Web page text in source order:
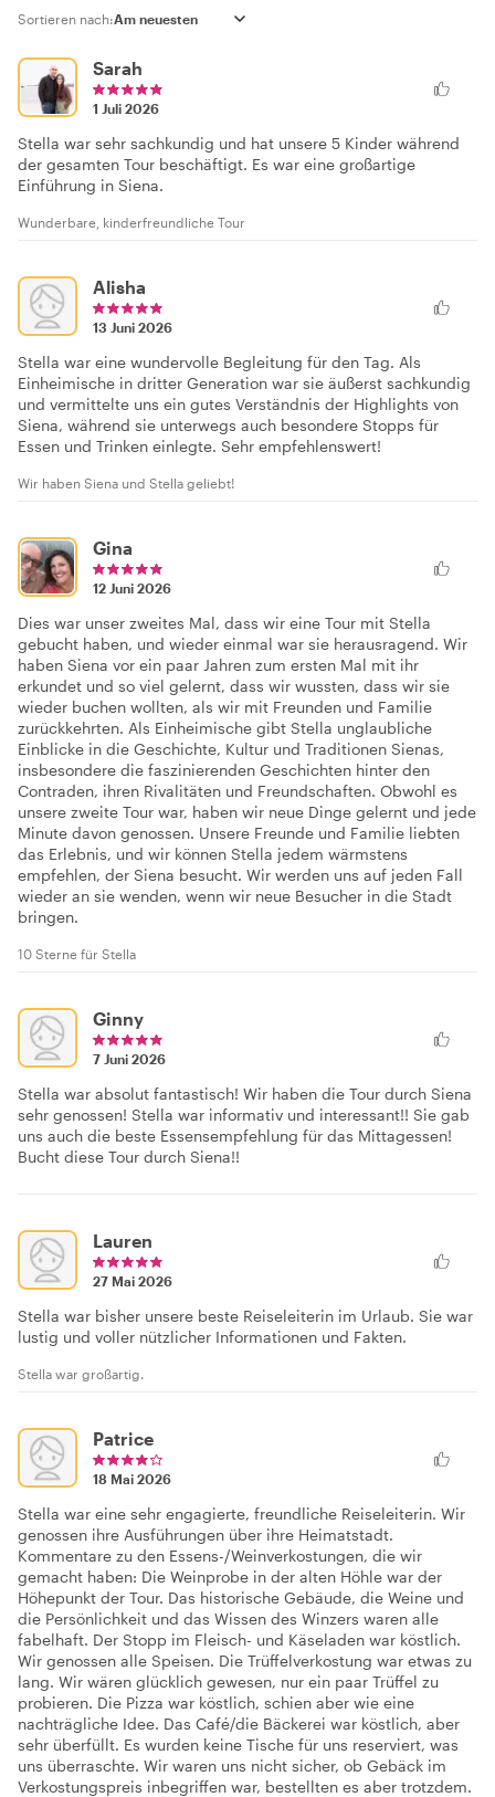
Sortieren nach:
Sarah
1 Juli 2026
Stella war sehr sachkundig und hat unsere 5 Kinder während
der gesamten Tour beschäftigt. Es war eine großartige
Einführung in Siena.
Wunderbare, kinderfreundliche Tour
Alisha
13 Juni 2026
Stella war eine wundervolle Begleitung für den Tag. Als
Einheimische in dritter Generation war sie äußerst sachkundig
und vermittelte uns ein gutes Verständnis der Highlights von
Siena, während sie unterwegs auch besondere Stopps für
Essen und Trinken einlegte. Sehr empfehlenswert!
Wir haben Siena und Stella geliebt!
Gina
12 Juni 2026
Dies war unser zweites Mal, dass wir eine Tour mit Stella
gebucht haben, und wieder einmal war sie herausragend. Wir
haben Siena vor ein paar Jahren zum ersten Mal mit ihr
erkundet und so viel gelernt, dass wir wussten, dass wir sie
wieder buchen wollten, als wir mit Freunden und Familie
zurückkehrten. Als Einheimische gibt Stella unglaubliche
Einblicke in die Geschichte, Kultur und Traditionen Sienas,
insbesondere die faszinierenden Geschichten hinter den
Contraden, ihren Rivalitäten und Freundschaften. Obwohl es
unsere zweite Tour war, haben wir neue Dinge gelernt und jede
Minute davon genossen. Unsere Freunde und Familie liebten
das Erlebnis, und wir können Stella jedem wärmstens
empfehlen, der Siena besucht. Wir werden uns auf jeden Fall
wieder an sie wenden, wenn wir neue Besucher in die Stadt
bringen.
10 Sterne für Stella
Ginny
7 Juni 2026
Stella war absolut fantastisch! Wir haben die Tour durch Siena
sehr genossen! Stella war informativ und interessant!! Sie gab
uns auch die beste Essensempfehlung für das Mittagessen!
Bucht diese Tour durch Siena!!
Lauren
27 Mai 2026
Stella war bisher unsere beste Reiseleiterin im Urlaub. Sie war
lustig und voller nützlicher Informationen und Fakten.
Stella war großartig.
Patrice
18 Mai 2026
Stella war eine sehr engagierte, freundliche Reiseleiterin. Wir
genossen ihre Ausführungen über ihre Heimatstadt.
Kommentare zu den Essens-/Weinverkostungen, die wir
gemacht haben: Die Weinprobe in der alten Höhle war der
Höhepunkt der Tour. Das historische Gebäude, die Weine und
die Persönlichkeit und das Wissen des Winzers waren alle
fabelhaft. Der Stopp im Fleisch- und Käseladen war köstlich.
Wir genossen alle Speisen. Die Trüffelverkostung war etwas zu
lang. Wir wären glücklich gewesen, nur ein paar Trüffel zu
probieren. Die Pizza war köstlich, schien aber wie eine
nachträgliche Idee. Das Café/die Bäckerei war köstlich, aber
sehr überfüllt. Es wurden keine Tische für uns reserviert, was
uns überraschte. Wir waren uns nicht sicher, ob Gebäck im
Verkostungspreis inbegriffen war, bestellten es aber trotzdem.